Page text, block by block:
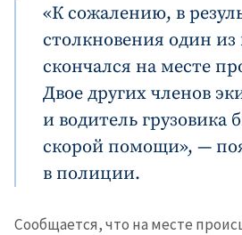
«К сожалению, в
столкновения один
скончался на месте
Двое других членов
и водитель грузовика
скорой помощи», —
в полиции.
Сообщается, что на месте